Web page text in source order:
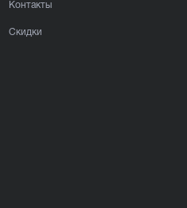
Контакты
Скидки